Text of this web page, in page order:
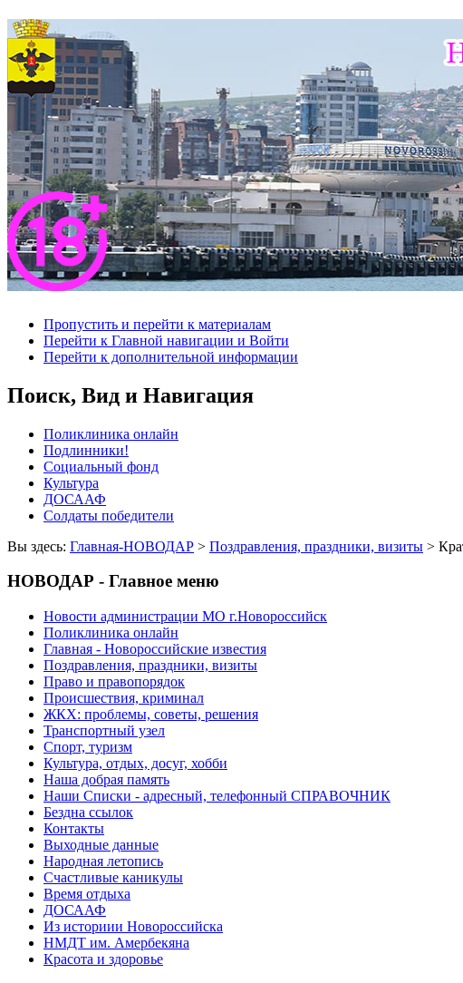
Пропустить и перейти к материалам
Перейти к Главной навигации и Войти
Перейти к дополнительной информации
Поиск, Вид и Навигация
Поликлиника онлайн
Подлинники!
Социальный фонд
Культура
ДОСААФ
Солдаты победители
Вы здесь: Главная-НОВОДАР > Поздравления, праздники, визиты >
НОВОДАР - Главное меню
Новости администрации МО г.Новороссийск
Поликлиника онлайн
Главная - Новороссийские известия
Поздравления, праздники, визиты
Право и правопорядок
Происшествия, криминал
ЖКХ: проблемы, советы, решения
Транспортный узел
Спорт, туризм
Культура, отдых, досуг, хобби
Наша добрая память
Наши Списки - адресный, телефонный СПРАВОЧНИК
Бездна ссылок
Контакты
Выходные данные
Народная летопись
Счастливые каникулы
Время отдыха
ДОСААФ
Из историии Новороссийска
НМДТ им. Амербекяна
Красота и здоровье